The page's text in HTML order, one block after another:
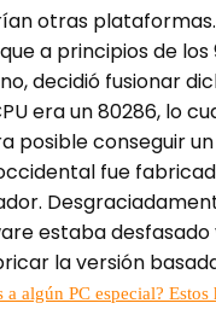
otras plataformas.
que a principios de
decidió fusionar
era un 80286, lo
posible conseguir
fue
estaba
la versión
a algún PC especial?